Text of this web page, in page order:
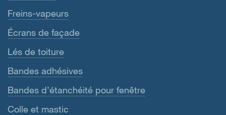
Freins-vapeurs
Écrans de façade
Lés de toiture
Bandes adhésives
Bandes d’étanchéité pour fenêtre
Colle et mastic